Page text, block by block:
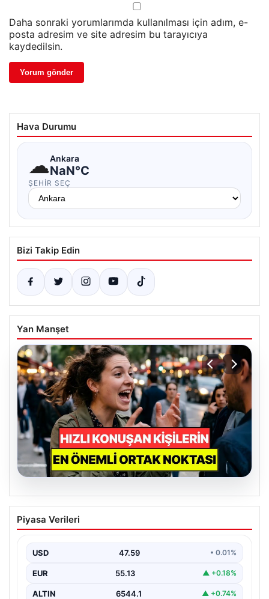
Daha sonraki yorumlarımda kullanılması için adım, e-
posta adresim ve site adresim bu tarayıcıya
kaydedilsin.
Hava Durumu
☁Ankara
NaN°C
ŞEHIR SEÇ
Bizi Takip Edin
Yan Manşet
Psikologlara Göre Hızlı Konuşan
Kişilerin En Önemli Ortak Özelliği
tempoda konuşan kişilerin genellikle heyecanlı ya da…
Piyasa Verileri
USD 47.59 • 0.01%
EUR 55.13 ▲ +0.18%
ALTIN 6544.1 ▲ +0.74%